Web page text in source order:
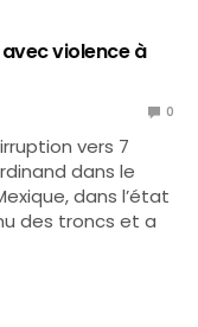
violence à
0
vers 7
dans le
dans l’état
des troncs et a